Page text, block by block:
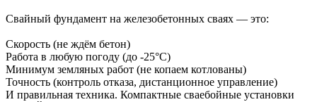
Свайный фундамент на железобетонных сваях — это:
Скорость (не ждём бетон)
Работа в любую погоду (до -25°C)
Минимум земляных работ (не копаем котлованы)
Точность (контроль отказа, дистанционное управление)
И правильная техника. Компактные сваебойные установки